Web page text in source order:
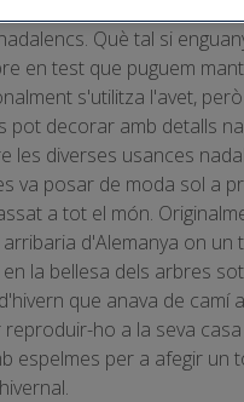
Què tal si
en test que puguem
s'utilitza l'avet,
pot decorar amb detalls
les diverses usances
va posar de moda sol a
a tot el món.
d'Alemanya on un
la bellesa dels arbres
que anava de camí
reproduir-ho a la seva
espelmes per a afegir un